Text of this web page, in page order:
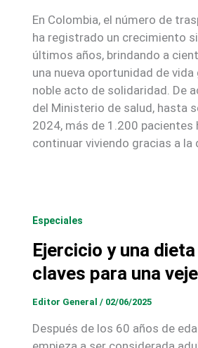
En Colombia, el número de
ha registrado un crecimiento
últimos años, brindando a
una nueva oportunidad de
noble acto de solidaridad. De
del Ministerio de salud, hasta
2024, más de 1.200 pacientes
continuar viviendo gracias a la
Especiales
Ejercicio y una
claves para una
Editor General / 02/06/2025
Después de los 60 años de